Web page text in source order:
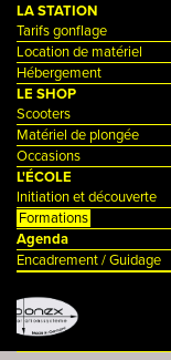
LA STATION
Tarifs gonflage
Location de matériel
Hébergement
LE SHOP
Scooters
Matériel de plongée
Occasions
L'ÉCOLE
Initiation et découverte
Formations
Agenda
Encadrement / Guidage